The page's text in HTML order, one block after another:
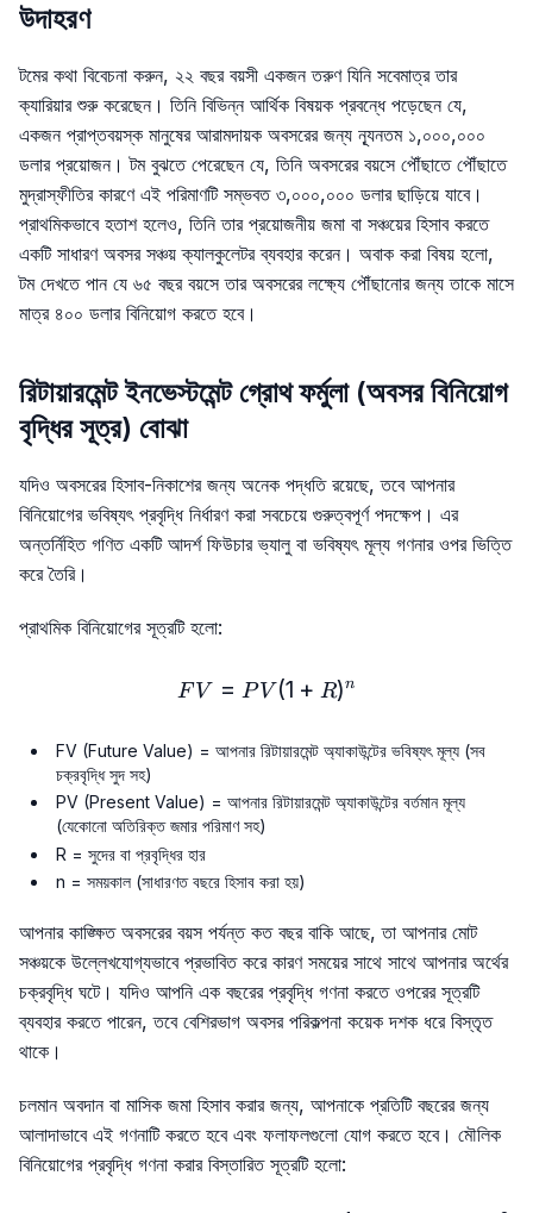
উদাহরণ
টমের কথা বিবেচনা করুন, ২২ বছর বয়সী একজন তরুণ যিনি সবেমাত্র তার
ক্যারিয়ার শুরু করেছেন। তিনি বিভিন্ন আর্থিক বিষয়ক প্রবন্ধে পড়েছেন যে,
একজন প্রাপ্তবয়স্ক মানুষের আরামদায়ক অবসরের জন্য ন্যূনতম ১,০০০,০০০
ডলার প্রয়োজন। টম বুঝতে পেরেছেন যে, তিনি অবসরের বয়সে পৌঁছাতে পৌঁছাতে
মুদ্রাস্ফীতির কারণে এই পরিমাণটি সম্ভবত ৩,০০০,০০০ ডলার ছাড়িয়ে যাবে।
প্রাথমিকভাবে হতাশ হলেও, তিনি তার প্রয়োজনীয় জমা বা সঞ্চয়ের হিসাব করতে
একটি সাধারণ অবসর সঞ্চয় ক্যালকুলেটর ব্যবহার করেন। অবাক করা বিষয় হলো,
টম দেখতে পান যে ৬৫ বছর বয়সে তার অবসরের লক্ষ্যে পৌঁছানোর জন্য তাকে মাসে
মাত্র ৪০০ ডলার বিনিয়োগ করতে হবে।
রিটায়ারমেন্ট ইনভেস্টমেন্ট গ্রোথ ফর্মুলা (অবসর বিনিয়োগ
বৃদ্ধির সূত্র) বোঝা
যদিও অবসরের হিসাব-নিকাশের জন্য অনেক পদ্ধতি রয়েছে, তবে আপনার
বিনিয়োগের ভবিষ্যৎ প্রবৃদ্ধি নির্ধারণ করা সবচেয়ে গুরুত্বপূর্ণ পদক্ষেপ। এর
অন্তর্নিহিত গণিত একটি আদর্শ ফিউচার ভ্যালু বা ভবিষ্যৎ মূল্য গণনার ওপর ভিত্তি
করে তৈরি।
প্রাথমিক বিনিয়োগের সূত্রটি হলো:
FV = PV (1 + R)^n
F V = PV (1 + R)n
FV (Future Value) = আপনার রিটায়ারমেন্ট অ্যাকাউন্টের ভবিষ্যৎ মূল্য (সব
চক্রবৃদ্ধি সুদ সহ)
PV (Present Value) = আপনার রিটায়ারমেন্ট অ্যাকাউন্টের বর্তমান মূল্য
(যেকোনো অতিরিক্ত জমার পরিমাণ সহ)
R = সুদের বা প্রবৃদ্ধির হার
n = সময়কাল (সাধারণত বছরে হিসাব করা হয়)
আপনার কাঙ্ক্ষিত অবসরের বয়স পর্যন্ত কত বছর বাকি আছে, তা আপনার মোট
সঞ্চয়কে উল্লেখযোগ্যভাবে প্রভাবিত করে কারণ সময়ের সাথে সাথে আপনার অর্থের
চক্রবৃদ্ধি ঘটে। যদিও আপনি এক বছরের প্রবৃদ্ধি গণনা করতে ওপরের সূত্রটি
ব্যবহার করতে পারেন, তবে বেশিরভাগ অবসর পরিকল্পনা কয়েক দশক ধরে বিস্তৃত
থাকে।
চলমান অবদান বা মাসিক জমা হিসাব করার জন্য, আপনাকে প্রতিটি বছরের জন্য
আলাদাভাবে এই গণনাটি করতে হবে এবং ফলাফলগুলো যোগ করতে হবে। মৌলিক
বিনিয়োগের প্রবৃদ্ধি গণনা করার বিস্তারিত সূত্রটি হলো: